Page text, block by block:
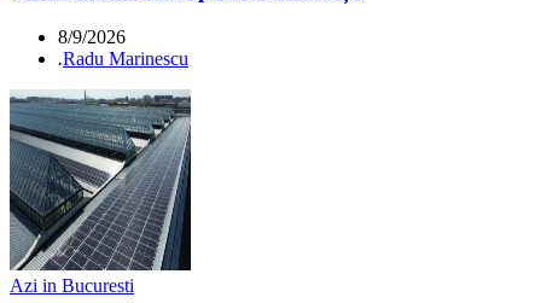
8/9/2026
.Radu Marinescu
Azi in Bucuresti